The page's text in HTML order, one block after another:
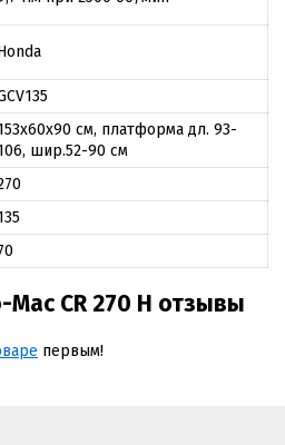
см, платформа дл. 93-
шир.52-90 см
CR 270 H отзывы
первым!